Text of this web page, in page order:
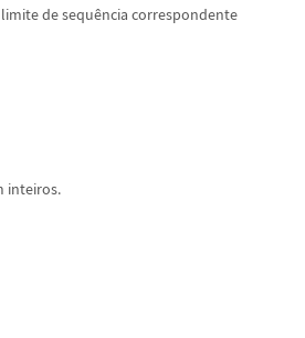
de sequência correspondente
inteiros.